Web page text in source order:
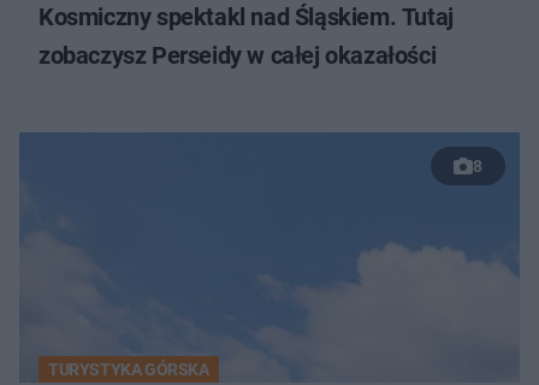
Kosmiczny spektakl nad Śląskiem. Tutaj
zobaczysz Perseidy w całej okazałości
8
TURYSTYKA GÓRSKA